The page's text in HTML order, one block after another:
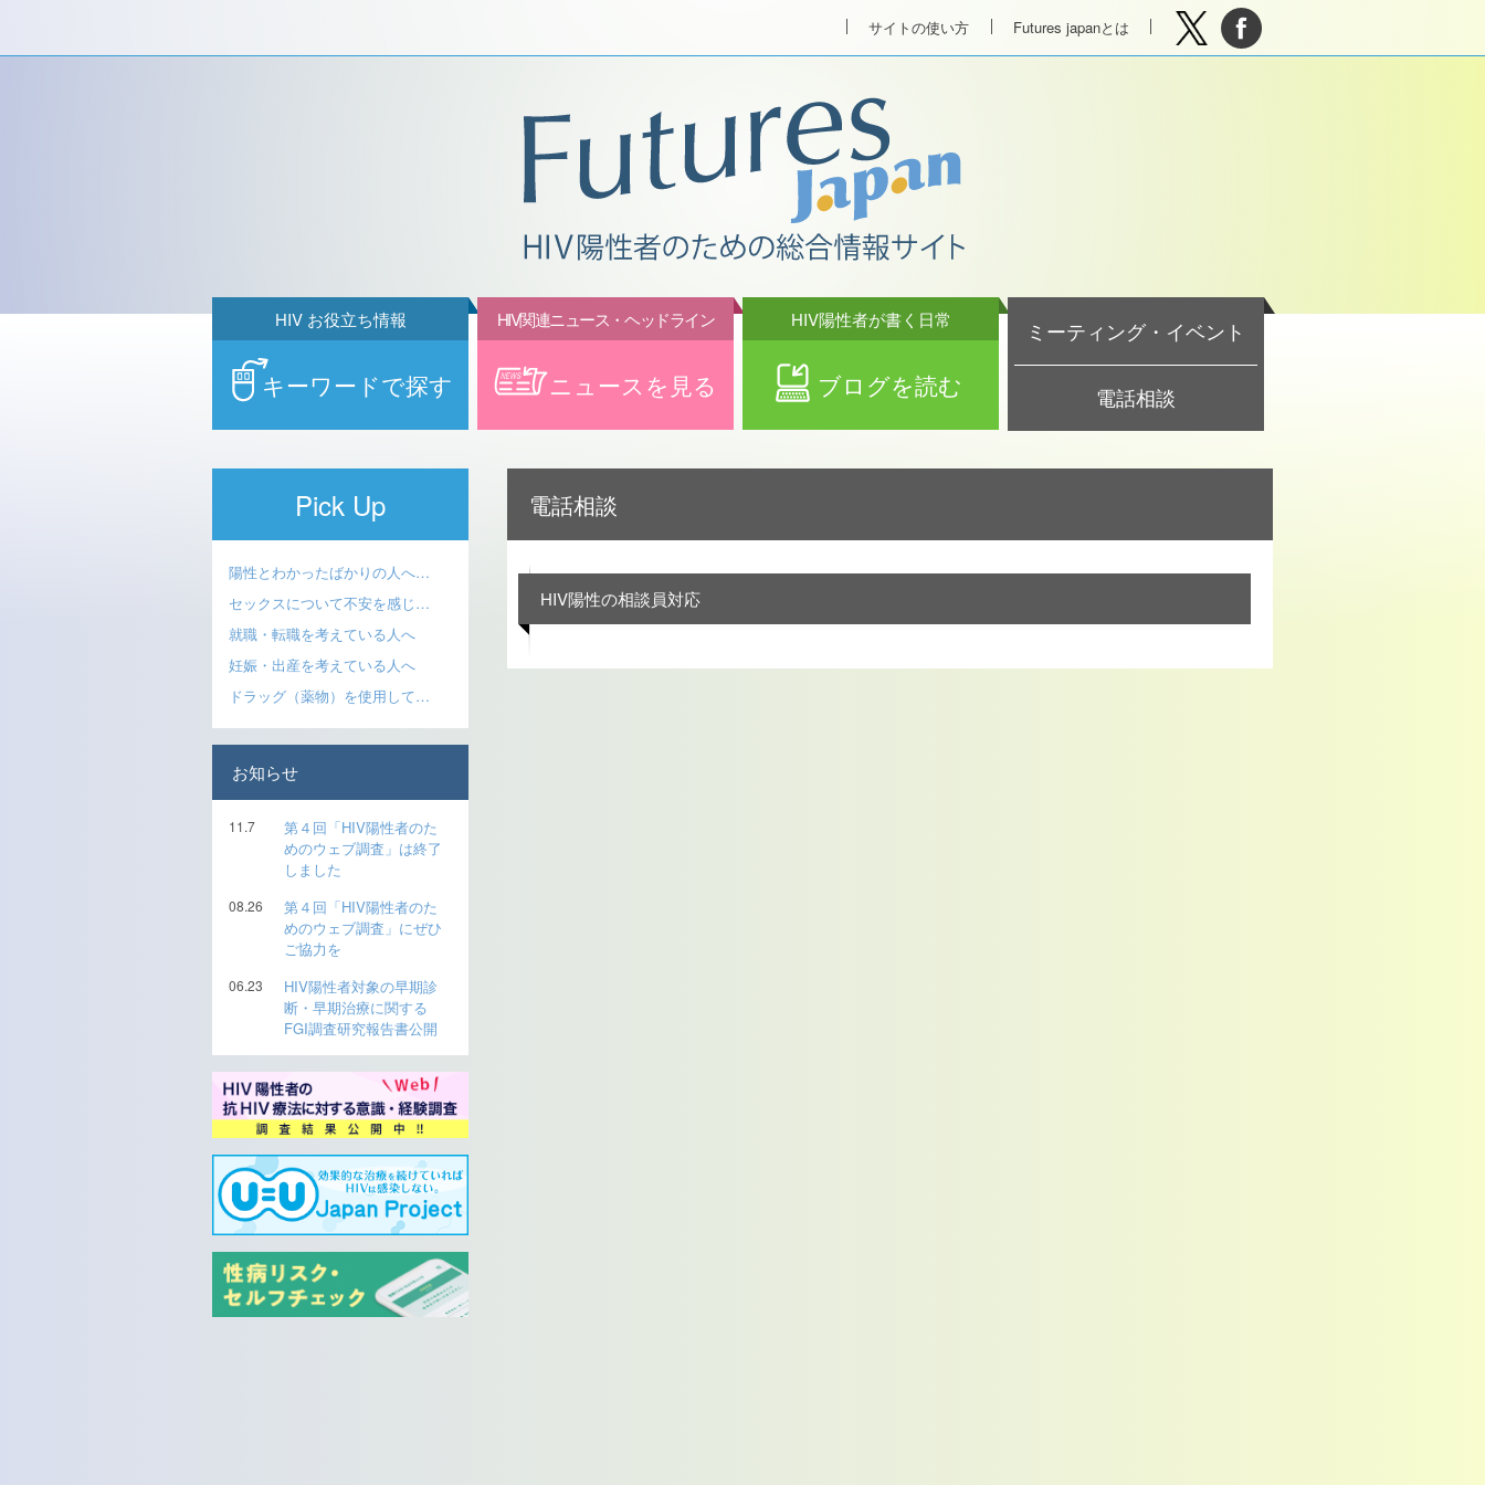
サイトの使い方 Futures japanとは
キーワードで探す
HIV お役立ち情報
ニュースを見る
HIV関連ニュース・ヘッドライン
ブログを読む
HIV陽性者が書く日常 ミーティング・イベント
電話相談
電話相談
HIV陽性の相談員対応
Pick Up
陽性とわかったばかりの人へ…
セックスについて不安を感じ…
就職・転職を考えている人へ
妊娠・出産を考えている人へ
ドラッグ（薬物）を使用して…
お知らせ
11.7
第４回「HIV陽性者のた
めのウェブ調査」は終了
しました
08.26
第４回「HIV陽性者のた
めのウェブ調査」にぜひ
ご協力を
06.23
HIV陽性者対象の早期診
断・早期治療に関する
FGI調査研究報告書公開